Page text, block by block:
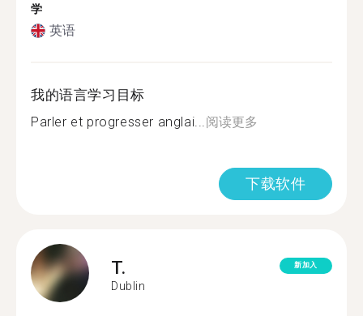
学
英语
我的语言学习目标
Parler et progresser anglai...阅读更多
下载软件
T.
Dublin
新加入